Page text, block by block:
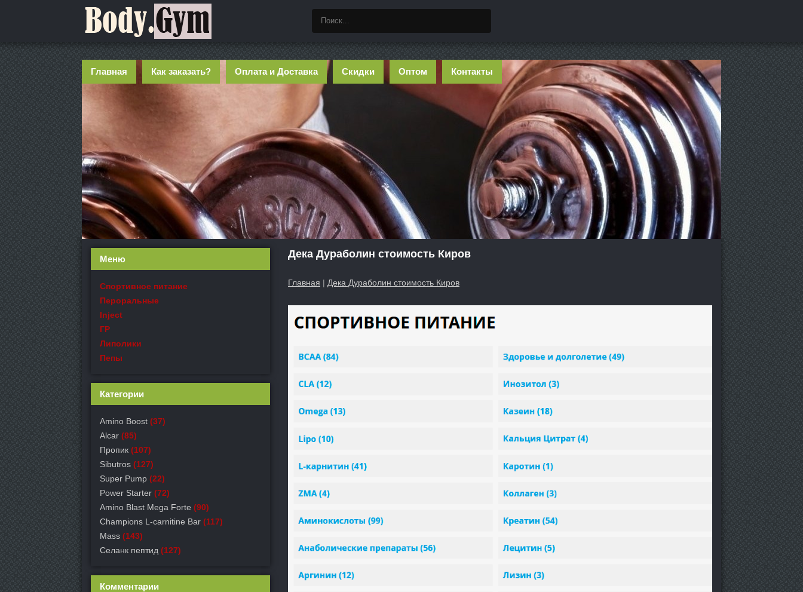
Главная Как заказать? Оплата и Доставка Скидки Оптом Контакты
Дека Дураболин стоимость Киров
Главная | Дека Дураболин стоимость Киров
Меню
Спортивное питание
Пероральные
Inject
ГР
Липолики
Пепы
Категории
Amino Boost (37)
Alcar (85)
Пропик (107)
Sibutros (127)
Super Pump (22)
Power Starter (72)
Amino Blast Mega Forte (90)
Champions L-carnitine Bar (117)
Mass (143)
Селанк пептид (127)
Комментарии